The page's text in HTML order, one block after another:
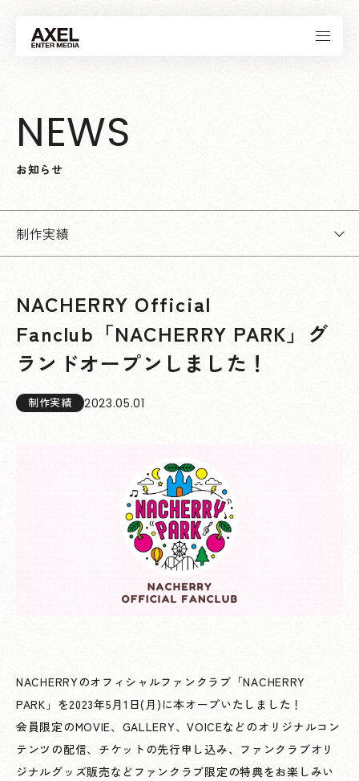
NEWS
お知 ら せ
制作実績
NACHERRY Official
Fanclub「NACHERRY PARK」グ
ランドオープンしました！
制作実績 2023.05.01
NACHERRYのオフィシャルファンクラブ「NACHERRY
PARK」を2023年5月1日(月)に本オープいたしました！
会員限定のMOVIE、GALLERY、VOICEなどのオリジナルコン
テンツの配信、チケットの先行申し込み、ファンクラブオリ
ジナルグッズ販売などファンクラブ限定の特典をお楽しみい